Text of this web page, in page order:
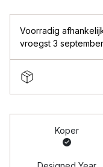
Voorradig
vroegst 3 september
Koper